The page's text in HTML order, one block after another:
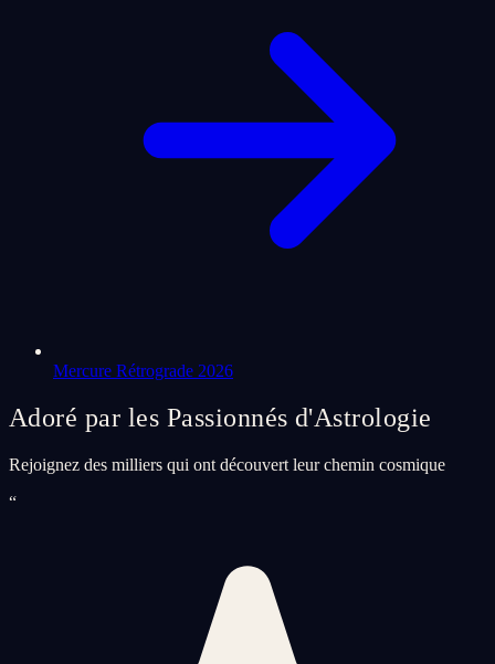
Mercure Rétrograde 2026
Adoré par les Passionnés d'Astrologie
Rejoignez des milliers qui ont découvert leur chemin cosmique
“